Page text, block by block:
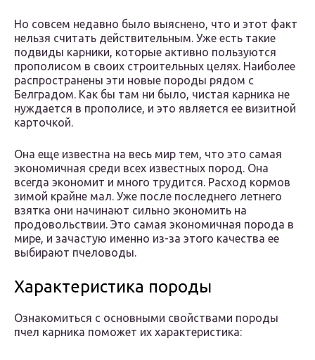
Но совсем недавно было выяснено, что и этот факт
нельзя считать действительным. Уже есть такие
подвиды карники, которые активно пользуются
прополисом в своих строительных целях. Наиболее
распространены эти новые породы рядом с
Белградом. Как бы там ни было, чистая карника не
нуждается в прополисе, и это является ее визитной
карточкой.
Она еще известна на весь мир тем, что это самая
экономичная среди всех известных пород. Она
всегда экономит и много трудится. Расход кормов
зимой крайне мал. Уже после последнего летнего
взятка они начинают сильно экономить на
продовольствии. Это самая экономичная порода в
мире, и зачастую именно из-за этого качества ее
выбирают пчеловоды.
Характеристика породы
Ознакомиться с основными свойствами породы
пчел карника поможет их характеристика: